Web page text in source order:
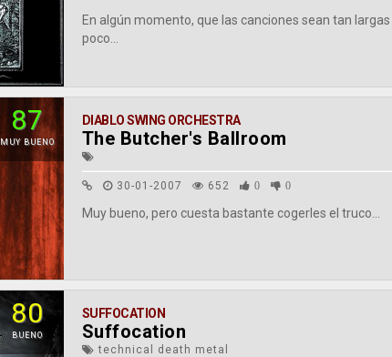
En algún momento, que las canciones sean tan
poco...
87
MUY BUENO
DIABLO SWING ORCHESTRA
The Butcher's Ballroom
30-01-2007 652 0 0
Muy bueno, pero cuesta bastante cogerles el truco...
80
BUENO
SUFFOCATION
Suffocation
technical death metal